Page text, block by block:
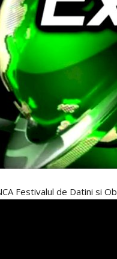
Festivalul de Datini si